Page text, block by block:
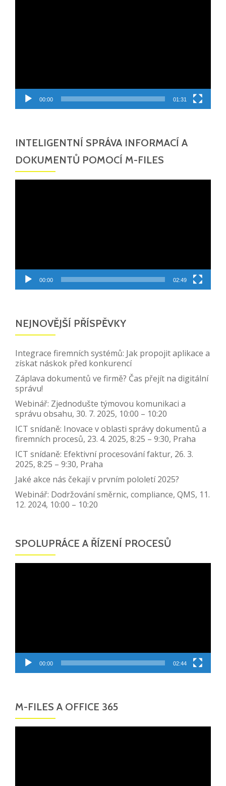
00:00 01:31
INTELIGENTNÍ SPRÁVA INFORMACÍ A
DOKUMENTŮ POMOCÍ M-FILES
00:00 02:49
NEJNOVĚJŠÍ PŘÍSPĚVKY
Integrace firemních systémů: Jak propojit aplikace a
získat náskok před konkurencí
Záplava dokumentů ve firmě? Čas přejít na digitální
správu!
Webinář: Zjednodušte týmovou komunikaci a
správu obsahu, 30. 7. 2025, 10:00 – 10:20
ICT snídaně: Inovace v oblasti správy dokumentů a
firemních procesů, 23. 4. 2025, 8:25 – 9:30, Praha
ICT snídaně: Efektivní procesování faktur, 26. 3.
2025, 8:25 – 9:30, Praha
Jaké akce nás čekají v prvním pololetí 2025?
Webinář: Dodržování směrnic, compliance, QMS, 11.
12. 2024, 10:00 – 10:20
SPOLUPRÁCE A ŘÍZENÍ PROCESŮ
00:00 02:44
M-FILES A OFFICE 365